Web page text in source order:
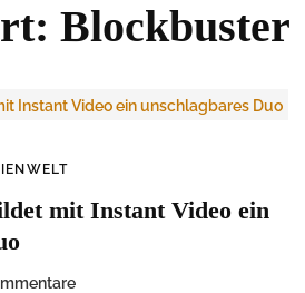
Blockbuster
mit Instant Video ein